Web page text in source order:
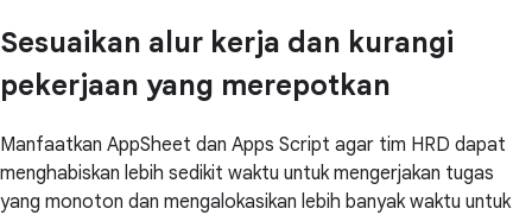
Sesuaikan alur kerja dan kurangi
pekerjaan yang merepotkan
Manfaatkan AppSheet dan Apps Script agar tim HRD dapat
menghabiskan lebih sedikit waktu untuk mengerjakan tugas
yang monoton dan mengalokasikan lebih banyak waktu untuk